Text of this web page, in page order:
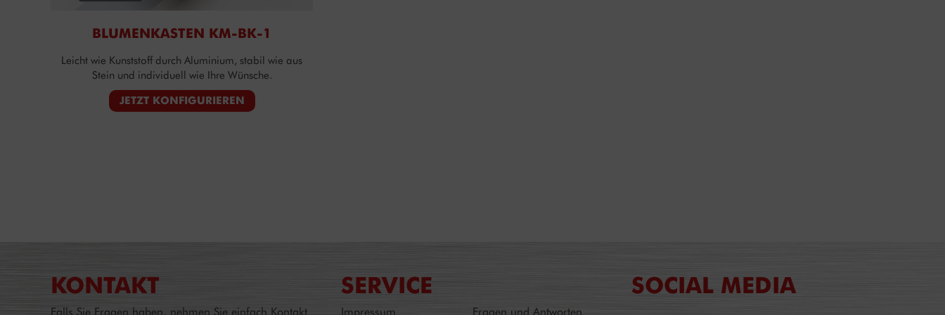
BLUMENKASTEN KM-BK-1
Leicht wie Kunststoff durch Aluminium, stabil wie aus
Stein und individuell wie Ihre Wünsche.
JETZT KONFIGURIEREN
KONTAKT
Falls Sie Fragen haben, nehmen Sie einfach Kontakt
SERVICE
Impressum Fragen und Antworten
SOCIAL MEDIA